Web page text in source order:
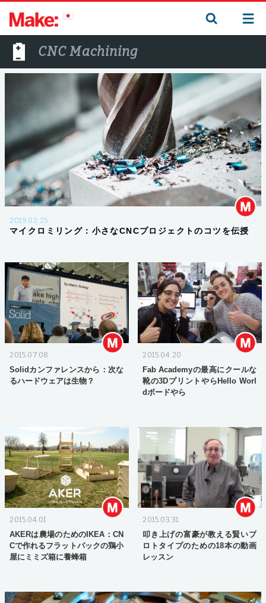
CNC Machining
2019.02.25
マイクロミリング：小さなCNCプロジェクトのコツを伝授
2015.07.08
Solidカンファレンスから：次な
るハードウェアは生物？
2015.04.20
Fab Academyの最高にクールな
靴の3DプリントやらHello Worl
dボードやら
2015.04.01
AKERは農場のためのIKEA：CN
Cで作れるフラットパックの鶏小
屋にミミズ箱に養蜂箱
2015.03.31
叩き上げの富豪が教える賢いプ
ロトタイプのための18本の動画
レッスン